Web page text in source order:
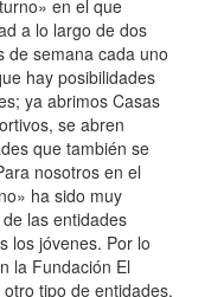
en el que
a lo largo de dos
de semana cada uno
hay posibilidades
ya abrimos Casas
se abren
que también se
nosotros en el
ha sido muy
las entidades
los jóvenes. Por lo
la Fundación El
tipo de entidades,